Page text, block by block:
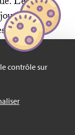
contrôle sur
ou sur
portant
au
un